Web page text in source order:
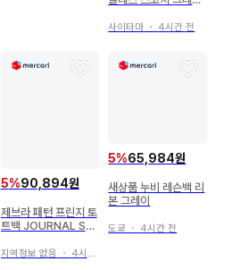
사이타마 ・ 4시간 전
5%90,894원
제브라 패턴 프린지 토
트백 JOURNAL ST
지역정보 없음 ・ 4시간 전
5%65,984원
새상품 누비 레슨백 리
본 그레이
도쿄 ・ 4시간 전